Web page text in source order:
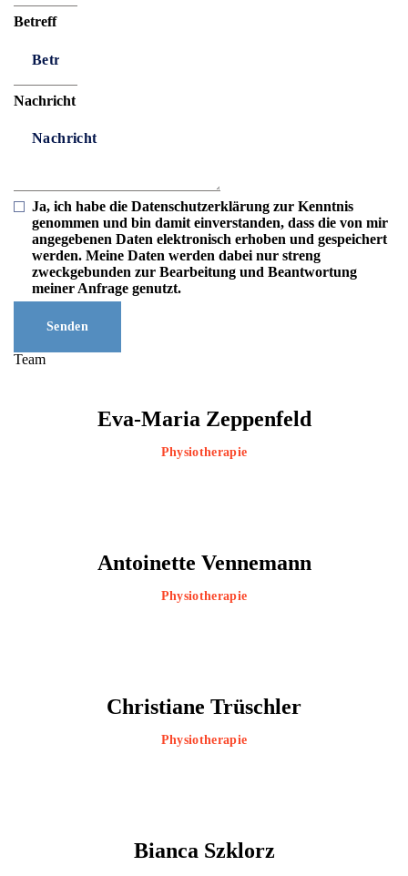
Betreff
Nachricht
Ja, ich habe die Datenschutzerklärung zur Kenntnis
genommen und bin damit einverstanden, dass die von mir
angegebenen Daten elektronisch erhoben und gespeichert
werden. Meine Daten werden dabei nur streng
zweckgebunden zur Bearbeitung und Beantwortung
meiner Anfrage genutzt.
Senden
Team
Eva-Maria Zeppenfeld
Physiotherapie
Antoinette Vennemann
Physiotherapie
Christiane Trüschler
Physiotherapie
Bianca Szklorz